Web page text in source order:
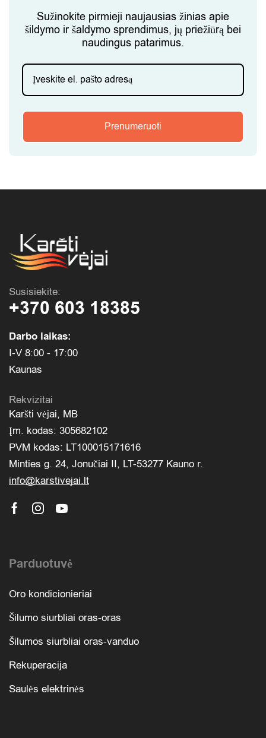
Sužinokite pirmieji naujausias žinias apie
šildymo ir šaldymo sprendimus, jų priežiūrą bei
naudingus patarimus.
Prenumeruoti
Susisiekite:
+370 603 18385
Darbo laikas:
I-V 8:00 - 17:00
Kaunas
Rekvizitai
Karšti vėjai, MB
Įm. kodas: 305682102
PVM kodas: LT100015171616
Minties g. 24, Jonučiai II, LT-53277 Kauno r.
info@karstivejai.lt
Parduotuvė
Oro kondicionieriai
Šilumo siurbliai oras-oras
Šilumos siurbliai oras-vanduo
Rekuperacija
Saulės elektrinės